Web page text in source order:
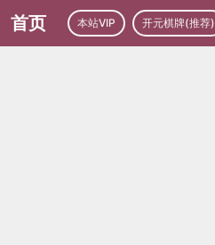
首页 本站VIP 开元棋牌(推荐)